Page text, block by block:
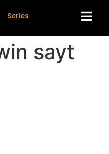
Series
sayt